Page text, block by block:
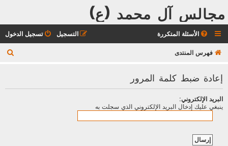
مجالس آل محمد (ع)
الأسئلة المتكررة تسجيل الدخول التسجيل
فهرس المنتدى
إعادة ضبط كلمة المرور
البريد الإلكتروني:
ينبغي عليك إدخال البريد الإلكتروني الذي سجلت به